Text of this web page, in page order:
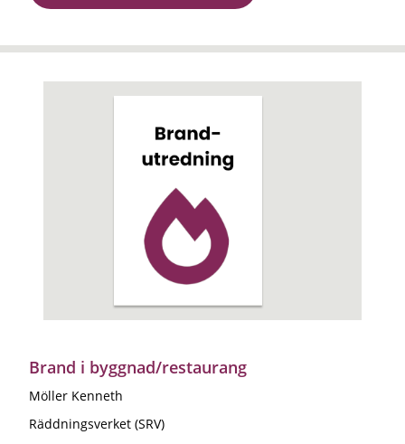
Brand i byggnad/restaurang
Möller Kenneth
Räddningsverket (SRV)